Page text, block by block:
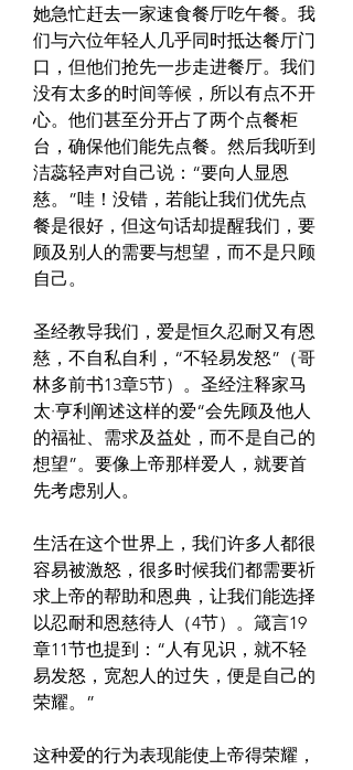
她急忙赶去一家速食餐厅吃午餐。我
们与六位年轻人几乎同时抵达餐厅门
口，但他们抢先一步走进餐厅。我们
没有太多的时间等候，所以有点不开
心。他们甚至分开占了两个点餐柜
台，确保他们能先点餐。然后我听到
洁蕊轻声对自己说：“要向人显恩
慈。”哇！没错，若能让我们优先点
餐是很好，但这句话却提醒我们，要
顾及别人的需要与想望，而不是只顾
自己。
圣经教导我们，爱是恒久忍耐又有恩
慈，不自私自利，“不轻易发怒”（哥
林多前书13章5节）。圣经注释家马
太·亨利阐述这样的爱“会先顾及他人
的福祉、需求及益处，而不是自己的
想望”。要像上帝那样爱人，就要首
先考虑别人。
生活在这个世界上，我们许多人都很
容易被激怒，很多时候我们都需要祈
求上帝的帮助和恩典，让我们能选择
以忍耐和恩慈待人（4节）。箴言19
章11节也提到：“人有见识，就不轻
易发怒，宽恕人的过失，便是自己的
荣耀。”
这种爱的行为表现能使上帝得荣耀，